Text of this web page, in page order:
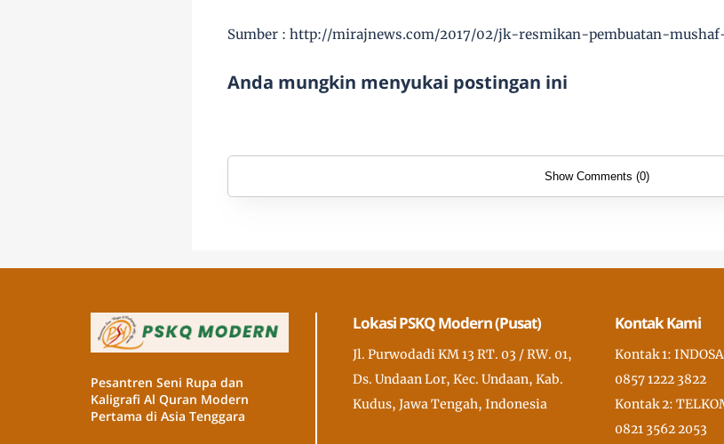
Sumber : http://mirajnews.com/2017/02/jk-resmikan-pembuatan-
Anda mungkin menyukai postingan ini
Show Comments (0)
Pesantren Seni Rupa dan
Kaligrafi Al Quran Modern
Pertama di Asia Tenggara
Lokasi PSKQ Modern (Pusat)
Jl. Purwodadi KM 13 RT. 03 / RW. 01,
Ds. Undaan Lor, Kec. Undaan, Kab.
Kudus, Jawa Tengah, Indonesia
Kontak Kami
Kontak 1:
0857 1222 3822
Kontak 2:
0821 3562 2053